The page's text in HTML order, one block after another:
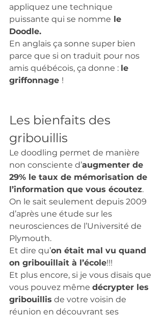
appliquez une technique
puissante qui se nomme le
Doodle.
En anglais ça sonne super bien
parce que si on traduit pour nos
amis québécois, ça donne : le
griffonnage !
Les bienfaits des
gribouillis
Le doodling permet de manière
non consciente d’augmenter de
29% le taux de mémorisation de
l’information que vous écoutez.
On le sait seulement depuis 2009
d’après une étude sur les
neurosciences de l’Université de
Plymouth.
Et dire qu’on était mal vu quand
on gribouillait à l’école!!!
Et plus encore, si je vous disais que
vous pouvez même décrypter les
gribouillis de votre voisin de
réunion en découvrant ses